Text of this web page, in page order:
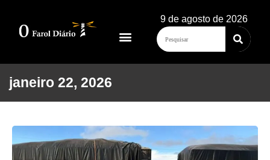
9 de agosto de 2026
janeiro 22, 2026